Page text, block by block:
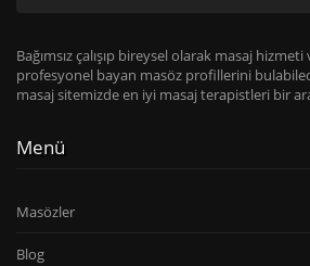
Bağımsız çalışıp bireysel olarak masaj
profesyonel bayan masöz profillerini
masaj sitemizde en iyi masaj terapistleri bir
Menü
Masözler
Blog